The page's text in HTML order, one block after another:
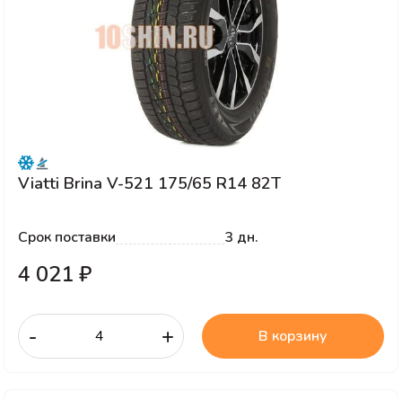
Viatti Brina V-521 175/65 R14 82T
Срок поставки 3 дн.
4 021 ₽
- + В корзину